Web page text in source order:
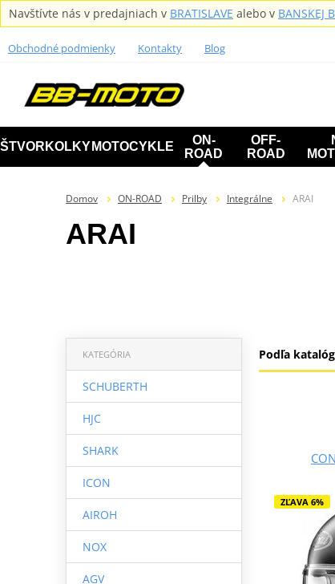
Navštívte nás v predajniach v BRATISLAVE alebo v BANSKEJ
Obchodné podmienky Kontakty Blog
ŠTVORKOLKY MOTOCYKLE
ON-
ROAD
OFF-
ROAD
Domov ON-ROAD Prilby Integrálne ARAI
ARAI
Podľa
KATEGÓRIA
SCHUBERTH
HJC
SHARK
ICON
AIROH
NOX
AGV
ZĽAVA 6%